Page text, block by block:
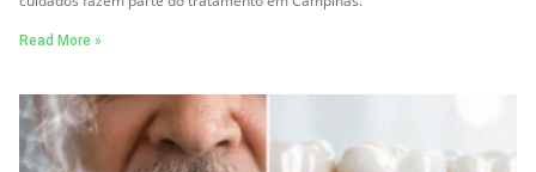
Read More »